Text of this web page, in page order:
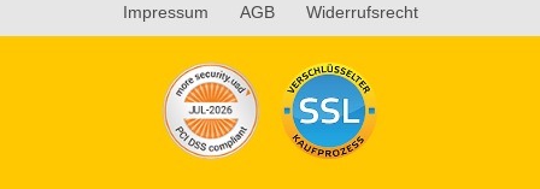
Impressum AGB Widerrufsrecht